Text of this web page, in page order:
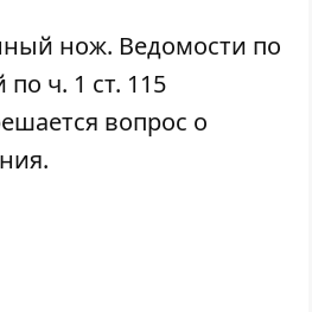
нож. Ведомости по
ч. 1 ст. 115
вопрос о